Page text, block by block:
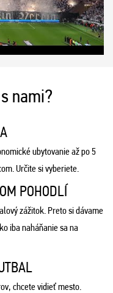
nami?
ubytovanie až po 5
Určite si vyberiete.
POHODLÍ
zážitok. Preto si dávame
iba naháňanie sa na
chcete vidieť mesto.